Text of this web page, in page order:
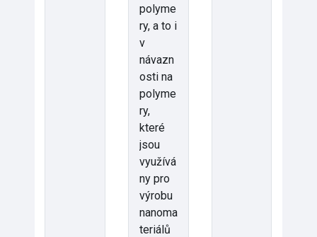
polyme
ry, a to i
v
návazn
osti na
polyme
ry,
které
jsou
využívá
ny pro
výrobu
nanoma
teriálů